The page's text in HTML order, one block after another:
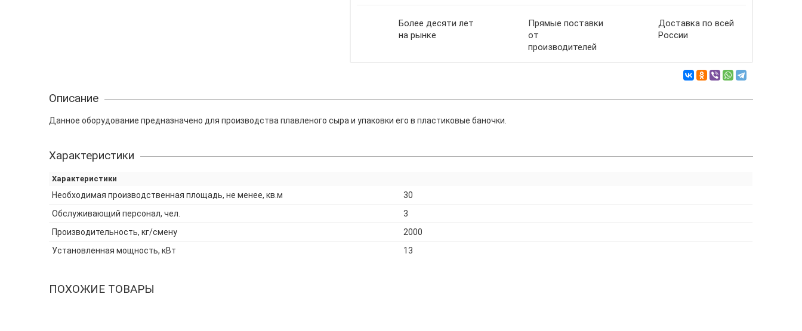
Более десяти лет
на рынке
Прямые поставки
от
производителей
Доставка по всей
России
Описание
Данное оборудование предназначено для производства плавленого сыра и упаковки его в пластиковые баночки.
Характеристики
Характеристики
Необходимая производственная площадь, не менее, кв.м
30
Обслуживающий персонал, чел.
3
Производительность, кг/смену
2000
Установленная мощность, кВт
13
ПОХОЖИЕ ТОВАРЫ